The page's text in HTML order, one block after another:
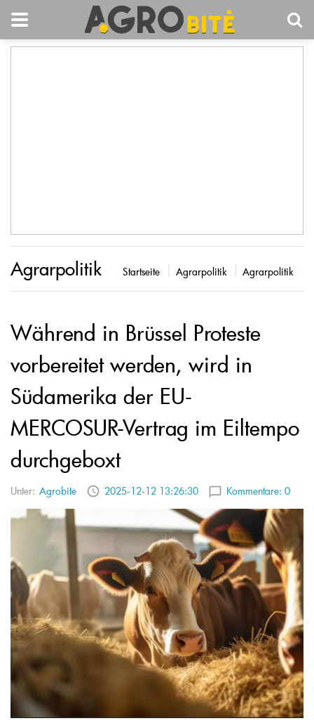
Agrarpolitik Startseite Agrarpolitik Agrarpolitik
Während in Brüssel Proteste
vorbereitet werden, wird in
Südamerika der EU-
MERCOSUR-Vertrag im Eiltempo
durchgeboxt
Unter: Agrobitė 2025-12-12 13:26:30 Kommentare: 0